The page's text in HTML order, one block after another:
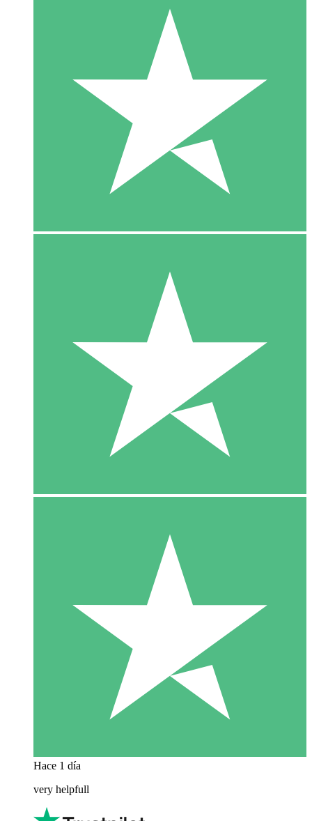
Hace 1 día
very helpfull